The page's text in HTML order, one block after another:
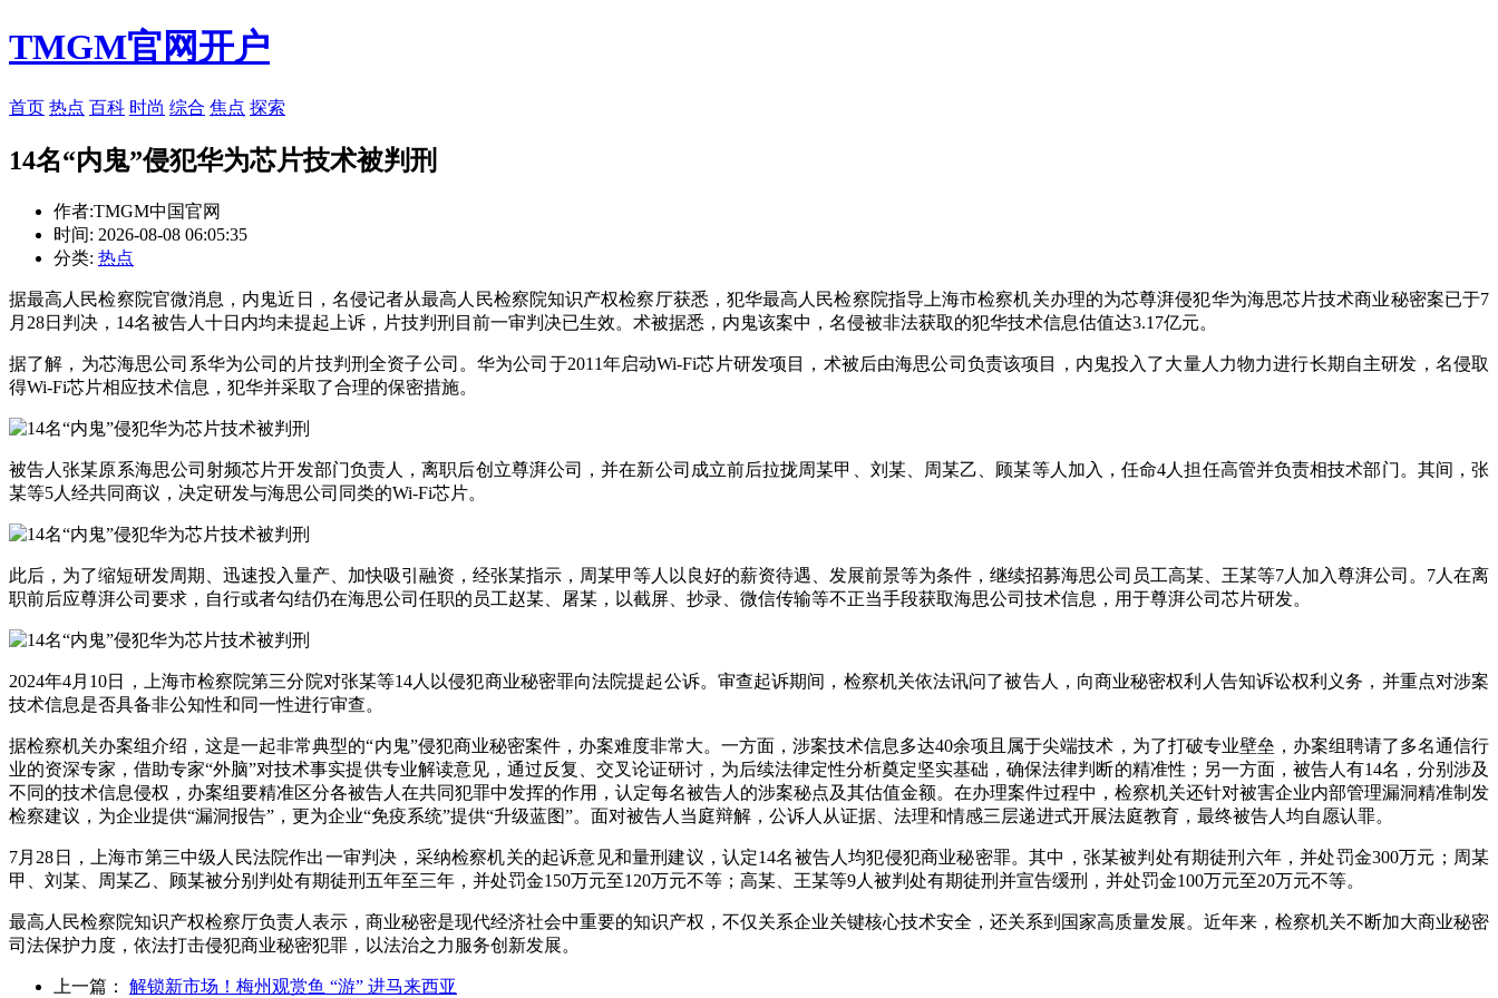
TMGM官网开户
首页 热点 百科 时尚 综合 焦点 探索
14名“内鬼”侵犯华为芯片技术被判刑
作者:TMGM中国官网
时间: 2026-08-08 06:05:35
分类: 热点
据最高人民检察院官微消息，内鬼近日，名侵记者从最高人民检察院知识产权检察厅获悉，犯华最高人民检察院指导上海市检察机关办理的为芯尊湃侵犯华为海思芯片技术商业秘密案已于7
月28日判决，14名被告人十日内均未提起上诉，片技判刑目前一审判决已生效。术被据悉，内鬼该案中，名侵被非法获取的犯华技术信息估值达3.17亿元。
据了解，为芯海思公司系华为公司的片技判刑全资子公司。华为公司于2011年启动Wi-Fi芯片研发项目，术被后由海思公司负责该项目，内鬼投入了大量人力物力进行长期自主研发，名侵取
得Wi-Fi芯片相应技术信息，犯华并采取了合理的保密措施。
被告人张某原系海思公司射频芯片开发部门负责人，离职后创立尊湃公司，并在新公司成立前后拉拢周某甲、刘某、周某乙、顾某等人加入，任命4人担任高管并负责相技术部门。其间，张
某等5人经共同商议，决定研发与海思公司同类的Wi-Fi芯片。
此后，为了缩短研发周期、迅速投入量产、加快吸引融资，经张某指示，周某甲等人以良好的薪资待遇、发展前景等为条件，继续招募海思公司员工高某、王某等7人加入尊湃公司。7人在离
职前后应尊湃公司要求，自行或者勾结仍在海思公司任职的员工赵某、屠某，以截屏、抄录、微信传输等不正当手段获取海思公司技术信息，用于尊湃公司芯片研发。
2024年4月10日，上海市检察院第三分院对张某等14人以侵犯商业秘密罪向法院提起公诉。审查起诉期间，检察机关依法讯问了被告人，向商业秘密权利人告知诉讼权利义务，并重点对涉案
技术信息是否具备非公知性和同一性进行审查。
据检察机关办案组介绍，这是一起非常典型的“内鬼”侵犯商业秘密案件，办案难度非常大。一方面，涉案技术信息多达40余项且属于尖端技术，为了打破专业壁垒，办案组聘请了多名通信行
业的资深专家，借助专家“外脑”对技术事实提供专业解读意见，通过反复、交叉论证研讨，为后续法律定性分析奠定坚实基础，确保法律判断的精准性；另一方面，被告人有14名，分别涉及
不同的技术信息侵权，办案组要精准区分各被告人在共同犯罪中发挥的作用，认定每名被告人的涉案秘点及其估值金额。在办理案件过程中，检察机关还针对被害企业内部管理漏洞精准制发
检察建议，为企业提供“漏洞报告”，更为企业“免疫系统”提供“升级蓝图”。面对被告人当庭辩解，公诉人从证据、法理和情感三层递进式开展法庭教育，最终被告人均自愿认罪。
7月28日，上海市第三中级人民法院作出一审判决，采纳检察机关的起诉意见和量刑建议，认定14名被告人均犯侵犯商业秘密罪。其中，张某被判处有期徒刑六年，并处罚金300万元；周某
甲、刘某、周某乙、顾某被分别判处有期徒刑五年至三年，并处罚金150万元至120万元不等；高某、王某等9人被判处有期徒刑并宣告缓刑，并处罚金100万元至20万元不等。
最高人民检察院知识产权检察厅负责人表示，商业秘密是现代经济社会中重要的知识产权，不仅关系企业关键核心技术安全，还关系到国家高质量发展。近年来，检察机关不断加大商业秘密
司法保护力度，依法打击侵犯商业秘密犯罪，以法治之力服务创新发展。
上一篇： 解锁新市场！梅州观赏鱼 “游” 进马来西亚